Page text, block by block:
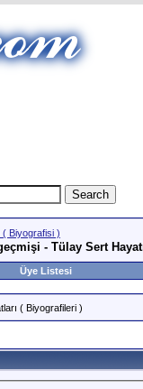
( Biyografisi )
- Tülay Sert
Üye Listesi
( Biyografileri )